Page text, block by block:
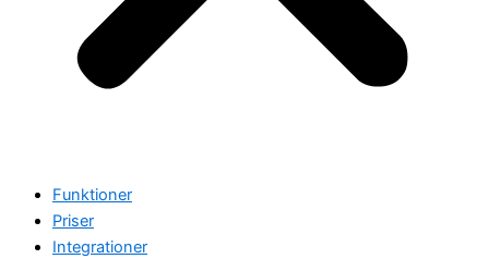
Funktioner
Priser
Integrationer